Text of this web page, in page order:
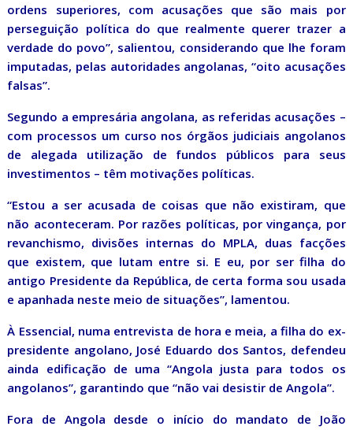
ordens superiores, com acusações que são mais por
perseguição política do que realmente querer trazer a
verdade do povo”, salientou, considerando que lhe foram
imputadas, pelas autoridades angolanas, “oito acusações
falsas”.
Segundo a empresária angolana, as referidas acusações –
com processos um curso nos órgãos judiciais angolanos
de alegada utilização de fundos públicos para seus
investimentos – têm motivações políticas.
“Estou a ser acusada de coisas que não existiram, que
não aconteceram. Por razões políticas, por vingança, por
revanchismo, divisões internas do MPLA, duas facções
que existem, que lutam entre si. E eu, por ser filha do
antigo Presidente da República, de certa forma sou usada
e apanhada neste meio de situações”, lamentou.
À Essencial, numa entrevista de hora e meia, a filha do ex-
presidente angolano, José Eduardo dos Santos, defendeu
ainda edificação de uma “Angola justa para todos os
angolanos”, garantindo que “não vai desistir de Angola”.
Fora de Angola desde o início do mandato de João